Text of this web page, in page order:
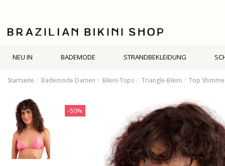
NEU IN BADEMODE STRANDBEKLEIDUNG
Startseite Bademode Damen Bikini-Tops Triangle-Bikini Top
-50%